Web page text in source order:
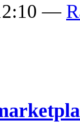
—